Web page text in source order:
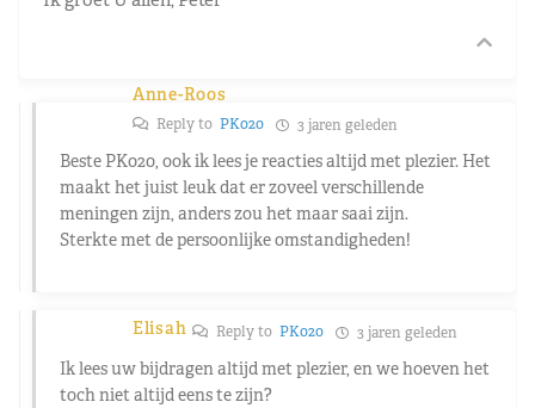
Anne-Roos
Reply to PK020 3 jaren geleden
Beste PK020, ook ik lees je reacties altijd met plezier. Het
maakt het juist leuk dat er zoveel verschillende
meningen zijn, anders zou het maar saai zijn.
Sterkte met de persoonlijke omstandigheden!
Elisah Reply toPK020 3 jaren geleden
Ik lees uw bijdragen altijd met plezier, en we hoeven het
toch niet altijd eens te zijn?